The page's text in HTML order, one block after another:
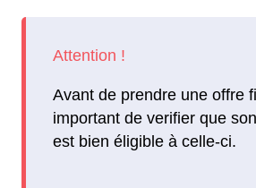
Avant de prendre une offre
important de verifier que
est bien éligible à celle-ci.